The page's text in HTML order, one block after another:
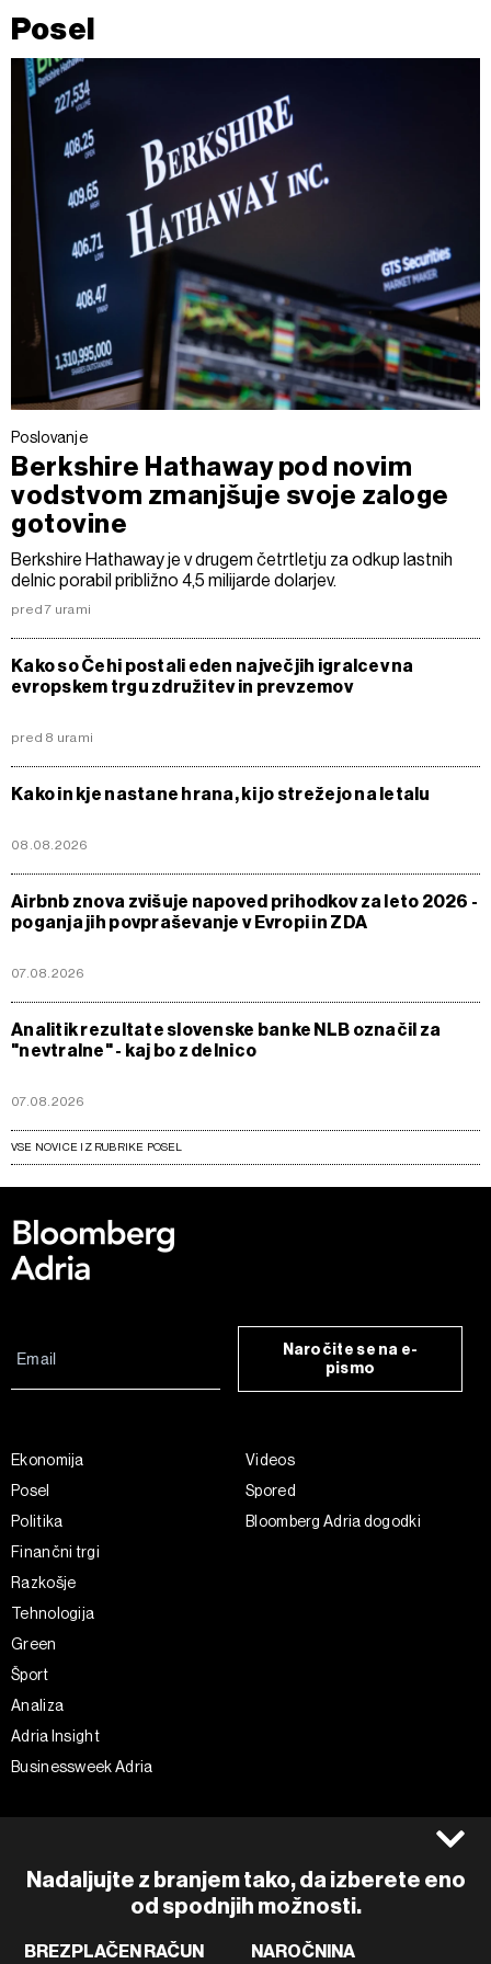
Posel
Poslovanje
Berkshire Hathaway pod novim
vodstvom zmanjšuje svoje zaloge
gotovine
Berkshire Hathaway je v drugem četrtletju za odkup lastnih
delnic porabil približno 4,5 milijarde dolarjev.
pred 7 urami
Kako so Čehi postali eden največjih igralcev na
evropskem trgu združitev in prevzemov
pred 8 urami
Kako in kje nastane hrana, ki jo strežejo na letalu
08.08.2026
Airbnb znova zvišuje napoved prihodkov za leto 2026 -
poganja jih povpraševanje v Evropi in ZDA
07.08.2026
Analitik rezultate slovenske banke NLB označil za
"nevtralne" - kaj bo z delnico
07.08.2026
VSE NOVICE IZ RUBRIKE POSEL
Nadaljujte z branjem tako, da izberete eno
od spodnjih možnosti.
BREZPLAČEN RAČUN NAROČNINA
Naročite se na e-
pismo
Ekonomija
Posel
Politika
Finančni trgi
Razkošje
Tehnologija
Green
Šport
Analiza
Adria Insight
Businessweek Adria
Videos
Spored
Bloomberg Adria dogodki
Piškotki
Marketing
Instagram
Linkedin